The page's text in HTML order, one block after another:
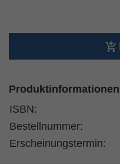
Produktinformationen
ISBN:
Bestellnummer:
Erscheinungstermin: